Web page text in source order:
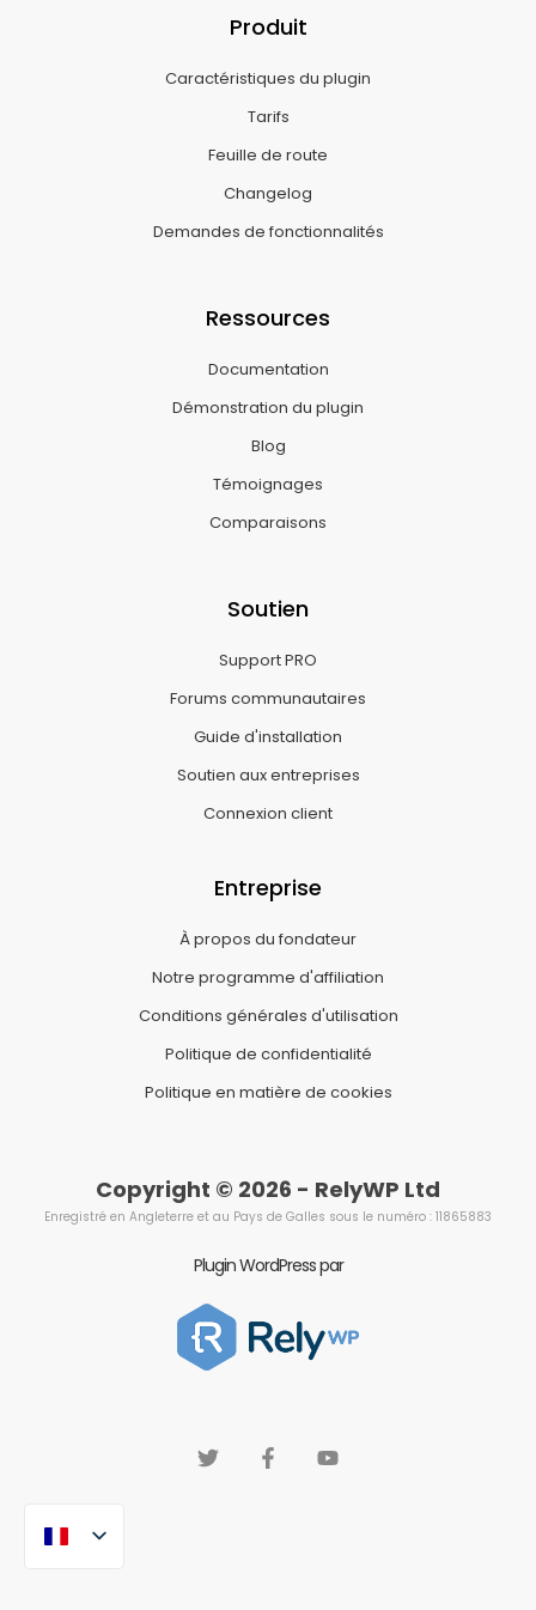
Produit
Caractéristiques du plugin
Tarifs
Feuille de route
Changelog
Demandes de fonctionnalités
Ressources
Documentation
Démonstration du plugin
Blog
Témoignages
Comparaisons
Soutien
Support PRO
Forums communautaires
Guide d'installation
Soutien aux entreprises
Connexion client
Entreprise
À propos du fondateur
Notre programme d'affiliation
Conditions générales d'utilisation
Politique de confidentialité
Politique en matière de cookies
Copyright © 2026 - RelyWP Ltd
Enregistré en Angleterre et au Pays de Galles sous le numéro : 11865883
Plugin WordPress par